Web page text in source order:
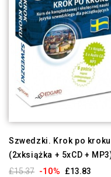
Szwedzki. Krok po kroku
(2xksiążka + 5xCD +
£15.37 -10% £13.83